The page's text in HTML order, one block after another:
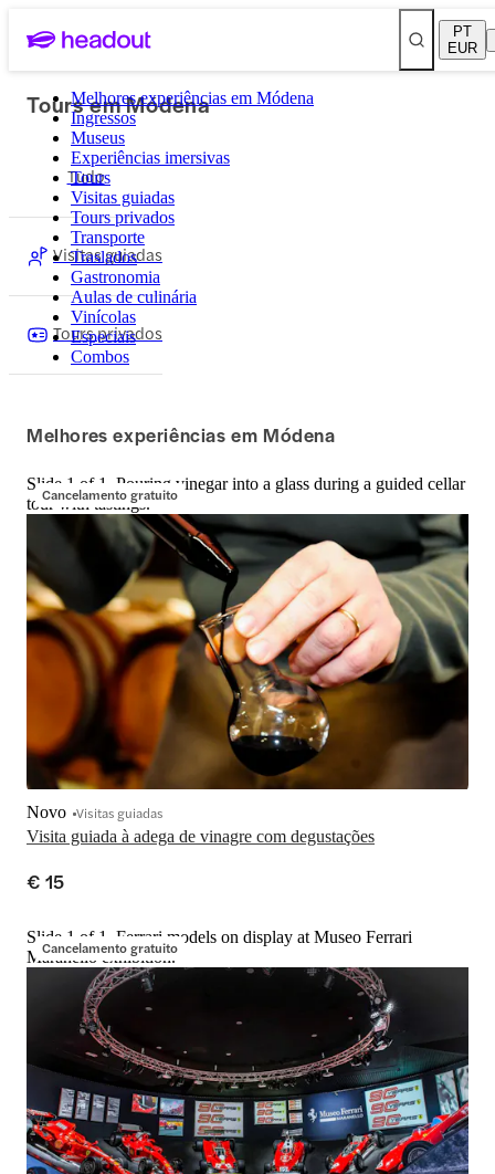
PT
EUR
Melhores experiências em Módena
Ingressos
Museus
Experiências imersivas
Tours
Visitas guiadas
Tours privados
Transporte
Traslados
Gastronomia
Aulas de culinária
Vinícolas
Especiais
Combos
Tours em Módena
Tudo
Visitas guiadas
Tours privados
Melhores experiências em Módena
Cancelamento gratuito
Slide 1 of 1, Pouring vinegar into a glass during a guided cellar
tour with tastings.
Visita guiada à adega de vinagre com degustações
Novo Visitas guiadas
€ 15
Cancelamento gratuito
Slide 1 of 1, Ferrari models on display at Museo Ferrari
Maranello exhibition.